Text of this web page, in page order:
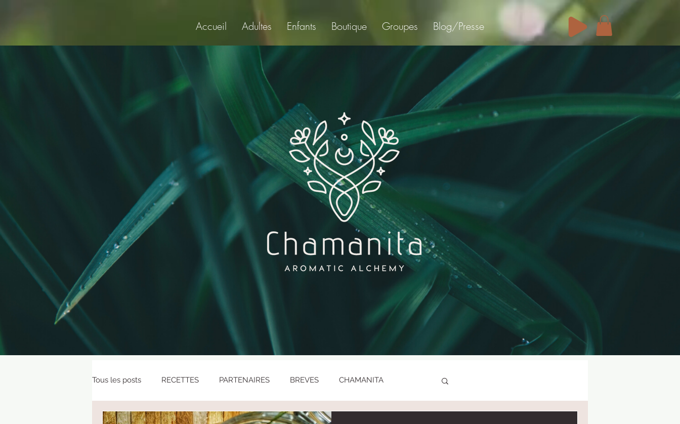
Accueil Adultes Enfants Boutique Groupes Blog/Presse
Tous les posts RECETTES PARTENAIRES BREVES CHAMANITA
CURRICULUMS VEGETAUX LES ENFANTS SAUVAGES